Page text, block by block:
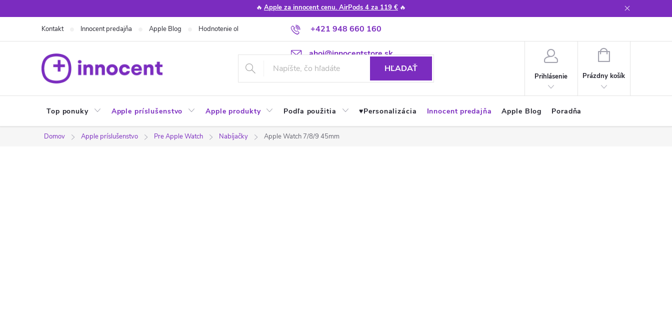
na
🔥 Apple za innocent cenu. AirPods 4 za 119 € 🔥
+421 948 660 160
ahoj@innocentstore.sk
Kontakt Innocent predajňa Apple Blog Hodnotenie obchodu Poradňa Apple návody a tipy
HĽADAŤ
Prihlásenie
NÁKUPNÝ
Prázdny košík
Top ponuky Apple príslušenstvo Apple produkty Podľa použitia ♥︎Personalizácia Innocent predajňa Apple Blog Poradňa
Domov Apple príslušenstvo Pre Apple Watch Nabíjačky Apple Watch 7/8/9 45mm